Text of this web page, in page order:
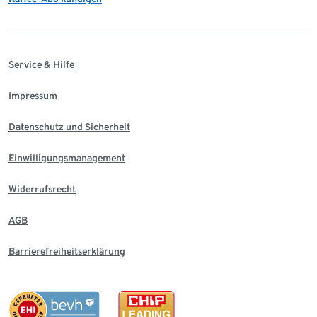
Service & Hilfe
Impressum
Datenschutz und Sicherheit
Einwilligungsmanagement
Widerrufsrecht
AGB
Barrierefreiheitserklärung